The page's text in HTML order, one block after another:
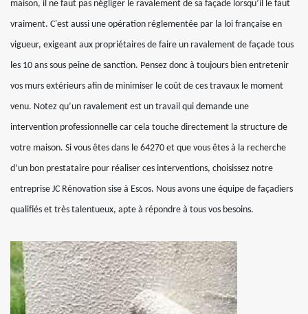
maison, il ne faut pas négliger le ravalement de sa façade lorsqu’il le faut
vraiment. C'est aussi une opération réglementée par la loi française en
vigueur, exigeant aux propriétaires de faire un ravalement de façade tous
les 10 ans sous peine de sanction. Pensez donc à toujours bien entretenir
vos murs extérieurs afin de minimiser le coût de ces travaux le moment
venu. Notez qu’un ravalement est un travail qui demande une
intervention professionnelle car cela touche directement la structure de
votre maison. Si vous êtes dans le 64270 et que vous êtes à la recherche
d’un bon prestataire pour réaliser ces interventions, choisissez notre
entreprise JC Rénovation sise à Escos. Nous avons une équipe de façadiers
qualifiés et très talentueux, apte à répondre à tous vos besoins.